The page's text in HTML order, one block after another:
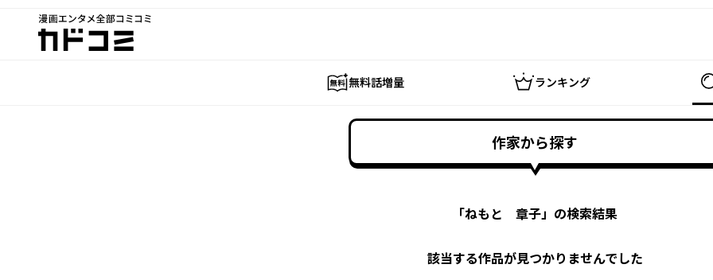
漫画エンタメ全部コミコミ
カドコミ
無料話増量 ランキング
作家から探す
「ねもと 章子」の検索結果
該当する作品が見つかりませんでした